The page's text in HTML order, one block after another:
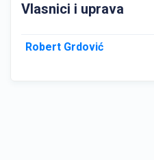
Vlasnici i uprava
Robert Grdović